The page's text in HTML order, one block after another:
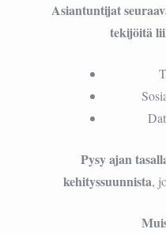
Asiantuntijat
tekijöitä
Pysy ajan
kehityssuunnista,